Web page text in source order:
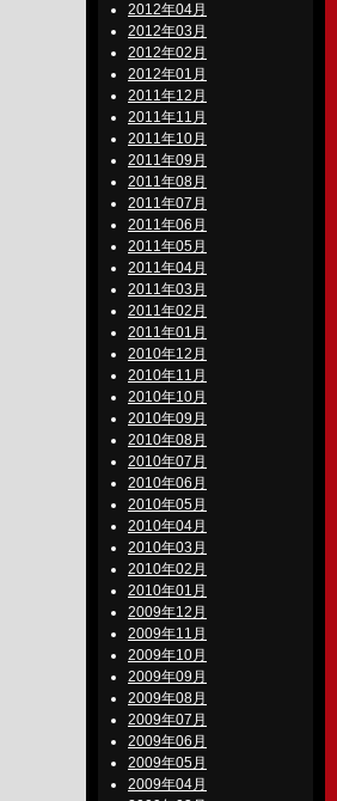
2012年04月
2012年03月
2012年02月
2012年01月
2011年12月
2011年11月
2011年10月
2011年09月
2011年08月
2011年07月
2011年06月
2011年05月
2011年04月
2011年03月
2011年02月
2011年01月
2010年12月
2010年11月
2010年10月
2010年09月
2010年08月
2010年07月
2010年06月
2010年05月
2010年04月
2010年03月
2010年02月
2010年01月
2009年12月
2009年11月
2009年10月
2009年09月
2009年08月
2009年07月
2009年06月
2009年05月
2009年04月